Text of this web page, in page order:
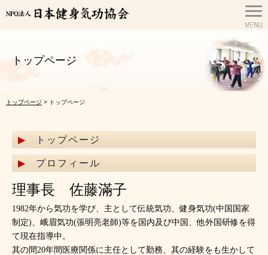
トップページ
トップページ > トップページ
トップページ
プロフィール
理事長 佐藤滿子
1982年から気功を学び、主として伝統気功、健身気功(中国国家
制定)、峨眉気功(張明亮老師)等を国内及び中国、他外国研修を得
て現在指導中。
其の間20年間医療関係に主任として勤務、其の経験をも生かして